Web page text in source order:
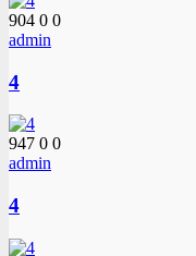
904 0 0
admin
4
947 0 0
admin
4